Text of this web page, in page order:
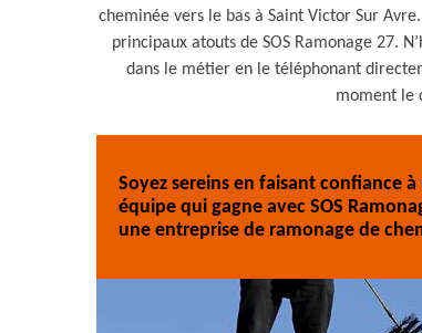
cheminée vers le bas à Saint Victor Sur
principaux atouts de SOS Ramonage 27.
dans le métier en le téléphonant
moment le
Soyez sereins en faisant confiance à
équipe qui gagne avec SOS
une entreprise de ramonage de